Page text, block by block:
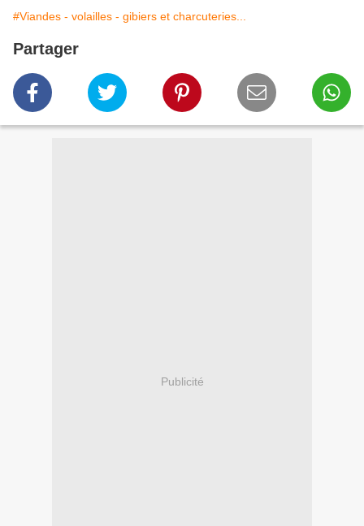
#Viandes - volailles - gibiers et charcuteries...
Partager
Publicité